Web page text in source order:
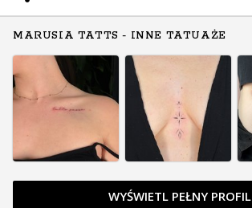
MARUSIA TATTS - INNE TATUAŻE
WYŚWIETL PEŁNY PROFIL